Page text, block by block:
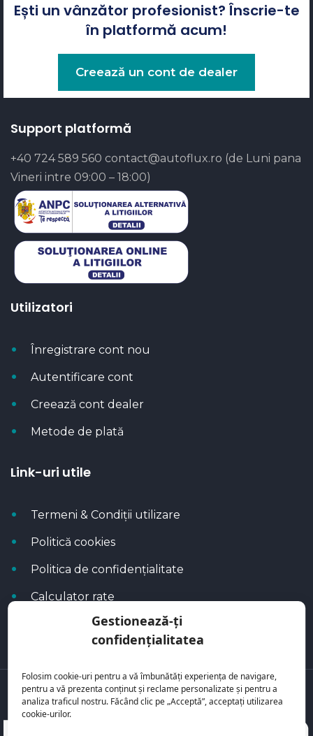
Gestionează-ți
confidențialitatea
Folosim cookie-uri pentru a vă îmbunătăți experiența de navigare,
pentru a vă prezenta conținut și reclame personalizate și pentru a
analiza traficul nostru. Făcând clic pe „Acceptă”, acceptați utilizarea
cookie-urilor.
Ești un vânzător profesionist? Înscrie-te
în platformă acum!
Creează un cont de dealer
Support platformă
+40 724 589 560 contact@autoflux.ro (de Luni pana
Vineri intre 09:00 – 18:00)
Utilizatori
Înregistrare cont nou
Autentificare cont
Creează cont dealer
Metode de plată
Link-uri utile
Termeni & Condiții utilizare
Politică cookies
Politica de confidențialitate
Calculator rate
Blog Autoflux
Toate mașinile se regăsesc peAutoFlux